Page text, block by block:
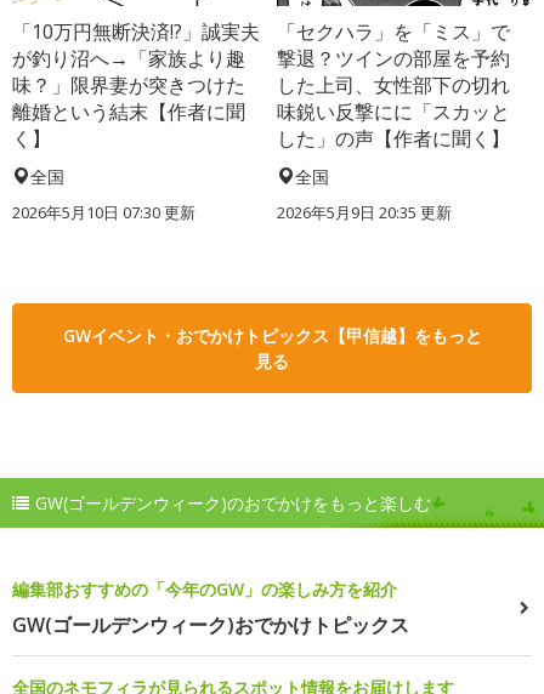
「10万円無断決済!?」誠実夫
が釣り沼へ→「家族より趣
味？」限界妻が突きつけた
離婚という結末【作者に聞
く】
全国
2026年5月10日 07:30 更新
「セクハラ」を「ミス」で
撃退？ツインの部屋を予約
した上司、女性部下の切れ
味鋭い反撃にに「スカッと
した」の声【作者に聞く】
全国
2026年5月9日 20:35 更新
GWイベント・おでかけトピックス【甲信越】をもっと
見る
GW(ゴールデンウィーク)のおでかけをもっと楽しむ
編集部おすすめの「今年のGW」の楽しみ方を紹介
GW(ゴールデンウィーク)おでかけトピックス
全国のネモフィラが見られるスポット情報をお届けします